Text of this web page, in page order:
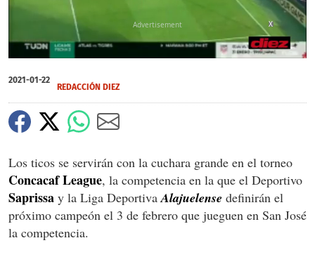
of
1
58
seconds
X
2021-01-22
REDACCIÓN DIEZ
Los ticos se servirán con la cuchara grande en el torneo
Concacaf League, la competencia en la que el Deportivo
Saprissa y la Liga Deportiva Alajuelense definirán el
próximo campeón el 3 de febrero que jueguen en San José
la competencia.